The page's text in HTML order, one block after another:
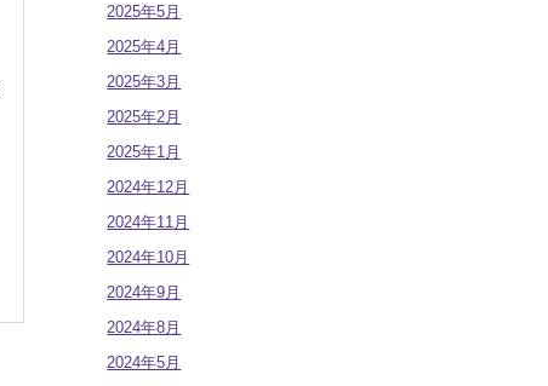
2025年5月
2025年4月
2025年3月
2025年2月
2025年1月
2024年12月
2024年11月
2024年10月
2024年9月
2024年8月
2024年5月